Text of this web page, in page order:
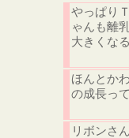
やっぱり
ゃんも離
大きくな
ほんとか
の成長っ
リボンさ